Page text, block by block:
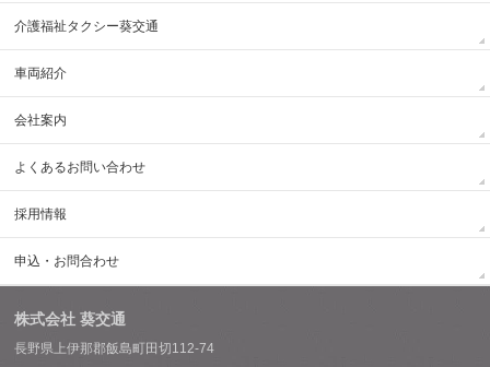
介護福祉タクシー葵交通
車両紹介
会社案内
よくあるお問い合わせ
採用情報
申込・お問合わせ
株式会社 葵交通
長野県上伊那郡飯島町田切112-74